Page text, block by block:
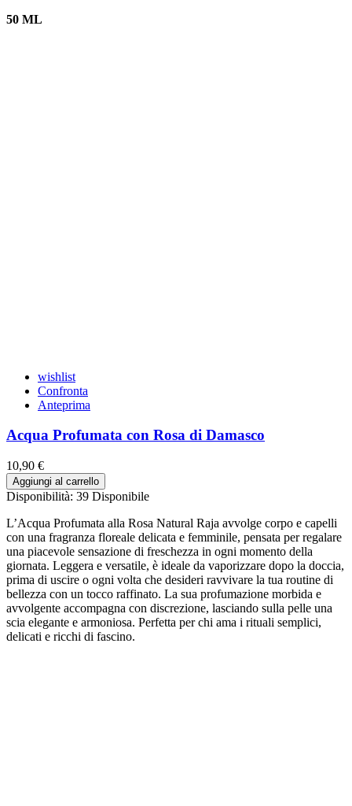
50 ML
wishlist
Confronta
Anteprima
Acqua Profumata con Rosa di Damasco
10,90 €
Aggiungi al carrello
Disponibilità: 39 Disponibile
L’Acqua Profumata alla Rosa Natural Raja avvolge corpo e capelli
con una fragranza floreale delicata e femminile, pensata per regalare
una piacevole sensazione di freschezza in ogni momento della
giornata. Leggera e versatile, è ideale da vaporizzare dopo la doccia,
prima di uscire o ogni volta che desideri ravvivare la tua routine di
bellezza con un tocco raffinato. La sua profumazione morbida e
avvolgente accompagna con discrezione, lasciando sulla pelle una
scia elegante e armoniosa. Perfetta per chi ama i rituali semplici,
delicati e ricchi di fascino.